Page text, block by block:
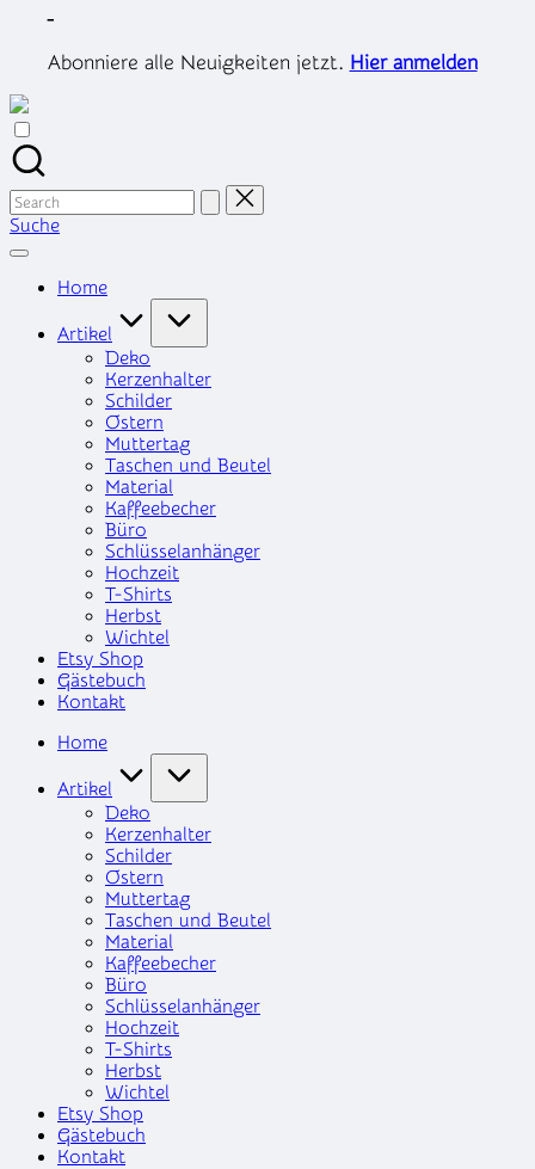
content
-
Abonniere alle Neuigkeiten jetzt. Hier anmelden
Search
for:
Suche
Home
Artikel
Deko
Kerzenhalter
Schilder
Ostern
Muttertag
Taschen und Beutel
Material
Kaffeebecher
Büro
Schlüsselanhänger
Hochzeit
T-Shirts
Herbst
Wichtel
Etsy Shop
Gästebuch
Kontakt
Home
Artikel
Deko
Kerzenhalter
Schilder
Ostern
Muttertag
Taschen und Beutel
Material
Kaffeebecher
Büro
Schlüsselanhänger
Hochzeit
T-Shirts
Herbst
Wichtel
Etsy Shop
Gästebuch
Kontakt